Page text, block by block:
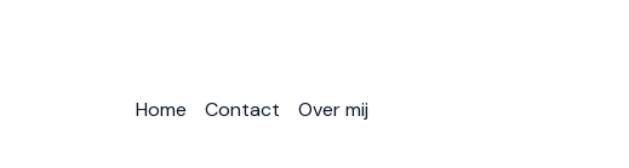
Home Contact Over mij